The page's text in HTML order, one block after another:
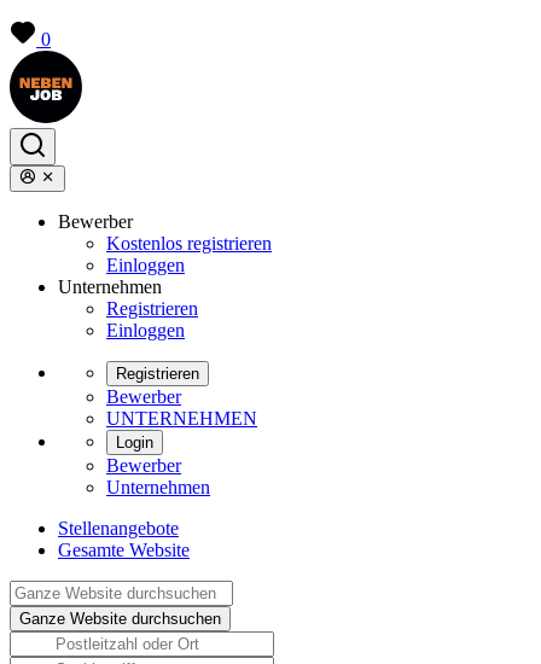
0
Bewerber
Kostenlos registrieren
Einloggen
Unternehmen
Registrieren
Einloggen
Registrieren
Bewerber
UNTERNEHMEN
Login
Bewerber
Unternehmen
Stellenangebote
Gesamte Website